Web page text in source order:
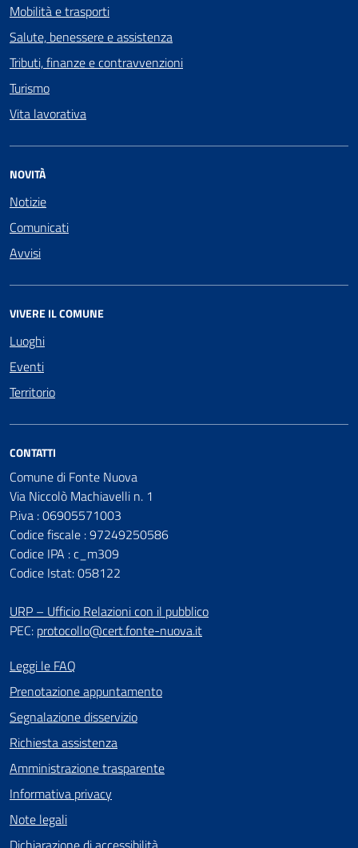
Mobilità e trasporti
Salute, benessere e assistenza
Tributi, finanze e contravvenzioni
Turismo
Vita lavorativa
NOVITÀ
Notizie
Comunicati
Avvisi
VIVERE IL COMUNE
Luoghi
Eventi
Territorio
CONTATTI
Comune di Fonte Nuova
Via Niccolò Machiavelli n. 1
P.iva : 06905571003
Codice fiscale : 97249250586
Codice IPA : c_m309
Codice Istat: 058122
URP – Ufficio Relazioni con il pubblico
PEC: protocollo@cert.fonte-nuova.it
Leggi le FAQ
Prenotazione appuntamento
Segnalazione disservizio
Richiesta assistenza
Amministrazione trasparente
Informativa privacy
Note legali